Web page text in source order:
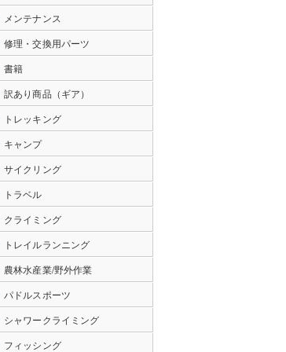
メンテナンス
修理・交換用パーツ
書籍
訳あり商品（ギア）
トレッキング
キャンプ
サイクリング
トラベル
クライミング
トレイルランニング
農林水産業/野外作業
パドルスポーツ
シャワークライミング
フィッシング